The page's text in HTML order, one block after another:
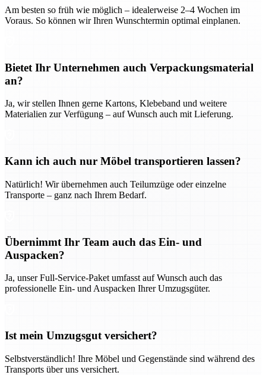
Am besten so früh wie möglich – idealerweise 2–4 Wochen im
Voraus. So können wir Ihren Wunschtermin optimal einplanen.
Bietet Ihr Unternehmen auch Verpackungsmaterial
an?
Ja, wir stellen Ihnen gerne Kartons, Klebeband und weitere
Materialien zur Verfügung – auf Wunsch auch mit Lieferung.
Kann ich auch nur Möbel transportieren lassen?
Natürlich! Wir übernehmen auch Teilumzüge oder einzelne
Transporte – ganz nach Ihrem Bedarf.
Übernimmt Ihr Team auch das Ein- und
Auspacken?
Ja, unser Full-Service-Paket umfasst auf Wunsch auch das
professionelle Ein- und Auspacken Ihrer Umzugsgüter.
Ist mein Umzugsgut versichert?
Selbstverständlich! Ihre Möbel und Gegenstände sind während des
Transports über uns versichert.